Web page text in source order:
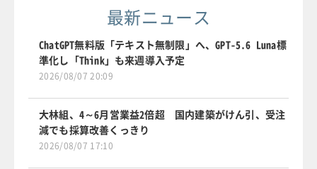
最新ニュース
ChatGPT無料版「テキスト無制限」へ、GPT-5.6 Luna標
準化し「Think」も来週導入予定
2026/08/07 20:09
大林組、4～6月営業益2倍超 国内建築がけん引、受注
減でも採算改善くっきり
2026/08/07 17:10